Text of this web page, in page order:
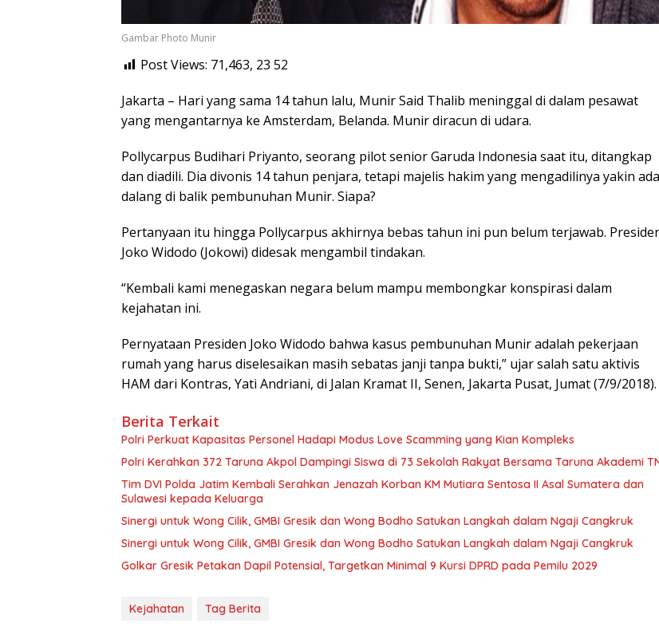
Gambar Photo Munir
Post Views: 71,463, 23 52
Jakarta – Hari yang sama 14 tahun lalu, Munir Said Thalib meninggal di dalam pesawat
yang mengantarnya ke Amsterdam, Belanda. Munir diracun di udara.
Pollycarpus Budihari Priyanto, seorang pilot senior Garuda Indonesia saat itu, ditangkap
dan diadili. Dia divonis 14 tahun penjara, tetapi majelis hakim yang mengadilinya yakin ada
dalang di balik pembunuhan Munir. Siapa?
Pertanyaan itu hingga Pollycarpus akhirnya bebas tahun ini pun belum terjawab.
Joko Widodo (Jokowi) didesak mengambil tindakan.
“Kembali kami menegaskan negara belum mampu membongkar konspirasi dalam
kejahatan ini.
Pernyataan Presiden Joko Widodo bahwa kasus pembunuhan Munir adalah pekerjaan
rumah yang harus diselesaikan masih sebatas janji tanpa bukti,” ujar salah satu aktivis
HAM dari Kontras, Yati Andriani, di Jalan Kramat II, Senen, Jakarta Pusat, Jumat (7/9/2018).
Berita Terkait
Polri Perkuat Kapasitas Personel Hadapi Modus Love Scamming yang Kian Kompleks
Polri Kerahkan 372 Taruna Akpol Dampingi Siswa di 73 Sekolah Rakyat Bersama Taruna Akademi
Tim DVI Polda Jatim Kembali Serahkan Jenazah Korban KM Mutiara Sentosa II Asal Sumatera dan
Sulawesi kepada Keluarga
Sinergi untuk Wong Cilik, GMBI Gresik dan Wong Bodho Satukan Langkah dalam Ngaji Cangkruk
Sinergi untuk Wong Cilik, GMBI Gresik dan Wong Bodho Satukan Langkah dalam Ngaji Cangkruk
Golkar Gresik Petakan Dapil Potensial, Targetkan Minimal 9 Kursi DPRD pada Pemilu 2029
Kejahatan Tag Berita